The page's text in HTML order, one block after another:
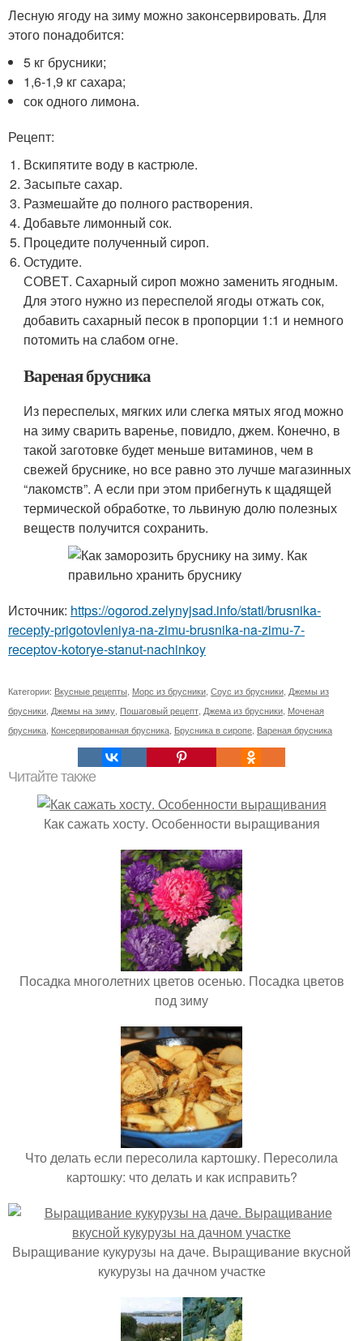
Лесную ягоду на зиму можно законсервировать. Для
этого понадобится:
5 кг брусники;
1,6-1,9 кг сахара;
сок одного лимона.
Рецепт:
Вскипятите воду в кастрюле.
Засыпьте сахар.
Размешайте до полного растворения.
Добавьте лимонный сок.
Процедите полученный сироп.
Остудите.
СОВЕТ. Сахарный сироп можно заменить ягодным.
Для этого нужно из переспелой ягоды отжать сок,
добавить сахарный песок в пропорции 1:1 и немного
потомить на слабом огне.
Вареная брусника
Из переспелых, мягких или слегка мятых ягод можно
на зиму сварить варенье, повидло, джем. Конечно, в
такой заготовке будет меньше витаминов, чем в
свежей бруснике, но все равно это лучше магазинных
“лакомств”. А если при этом прибегнуть к щадящей
термической обработке, то львиную долю полезных
веществ получится сохранить.
Источник: https://ogorod.zelynyjsad.info/stati/brusnika-
recepty-prigotovleniya-na-zimu-brusnika-na-zimu-7-
receptov-kotorye-stanut-nachinkoy
Категории: Вкусные рецепты Морс из брусники Соус из брусники Джемы из
брусники Джемы на зиму Пошаговый рецепт Джема из брусники Моченая
брусника Консервированная брусника Брусника в сиропе Вареная брусника
Читайте также
Как сажать хосту. Особенности выращивания
Посадка многолетних цветов осенью. Посадка цветов
под зиму
Что делать если пересолила картошку. Пересолила
картошку: что делать и как исправить?
Выращивание кукурузы на даче. Выращивание вкусной
кукурузы на дачном участке